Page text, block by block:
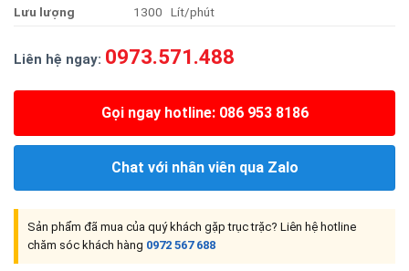
Lưu lượng
1300 Lít/phút
Liên hệ ngay: 0973.571.488
Gọi ngay hotline: 086 953 8186
Chat với nhân viên qua Zalo
Sản phẩm đã mua của quý khách gặp trục trặc? Liên hệ hotline
chăm sóc khách hàng 0972 567 688